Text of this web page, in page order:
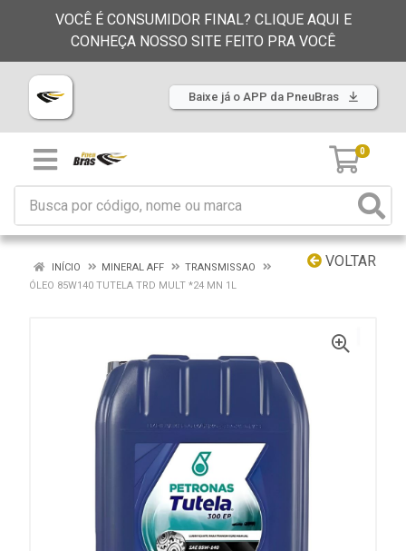
VOCÊ É CONSUMIDOR FINAL? CLIQUE AQUI E
CONHEÇA NOSSO SITE FEITO PRA VOCÊ
Baixe já o APP da PneuBras
0
VOLTAR
INÍCIO MINERAL AFF
TRANSMISSAO
ÓLEO 85W140 TUTELA TRD MULT *24 MN 1L